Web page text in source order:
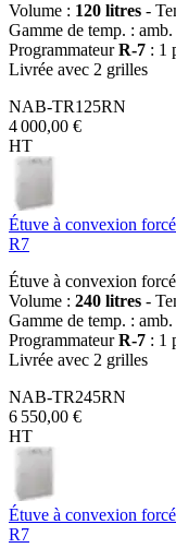
Volume : 120 litres -
Gamme de temp. : amb.
ProgrammateurR-7 : 1
Livrée avec 2 grilles
NAB-TR125RN
4 000,00 €
HT
Étuve à convexion
R7
Étuve à convexion
Volume : 240 litres -
Gamme de temp. : amb.
ProgrammateurR-7 : 1
Livrée avec 2 grilles
NAB-TR245RN
6 550,00 €
HT
Étuve à convexion
R7